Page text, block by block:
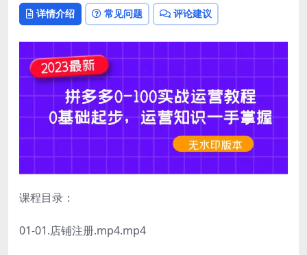
详情介绍 常见问题 评论建议
课程目录：
01-01.店铺注册.mp4.mp4